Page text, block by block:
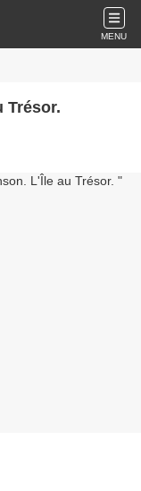
MENU
Trésor.